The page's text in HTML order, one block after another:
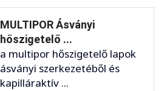
MULTIPOR Ásványi
hőszigetelő ...
a multipor hőszigetelő lapok
ásványi szerkezetéből és
kapilláraktív ...